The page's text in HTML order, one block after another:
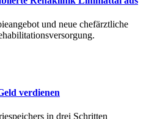
und neue chefärztliche
verdienen
in drei Schritten